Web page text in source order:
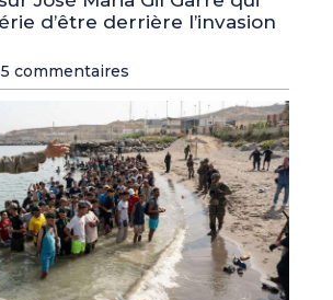
d’être derrière l’invasion
commentaires